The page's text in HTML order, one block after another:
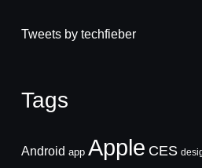
Tweets by techfieber
Tags
Android app Apple CES